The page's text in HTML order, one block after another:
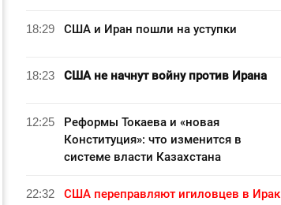
18:29 США и Иран пошли на уступки
18:23 США не начнут войну против Ирана
12:25
Реформы Токаева и «новая
Конституция»: что изменится в
системе власти Казахстана
22:32 США переправляют игиловцев в Ирак